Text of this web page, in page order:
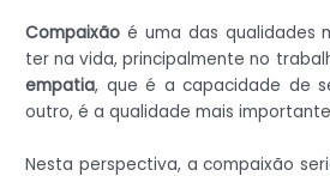
Compaixão é uma das qualidades
ter na vida, principalmente no
empatia, que é a capacidade de
outro, é a qualidade mais
Nesta perspectiva, a compaixão